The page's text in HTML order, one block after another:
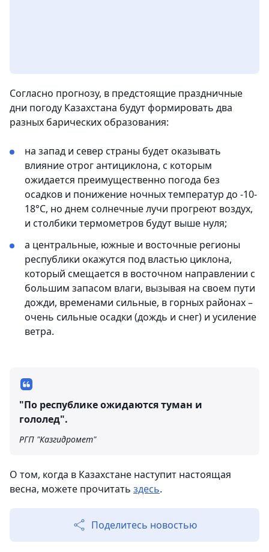
Согласно прогнозу, в предстоящие праздничные
дни погоду Казахстана будут формировать два
разных барических образования:
на запад и север страны будет оказывать
влияние отрог антициклона, с которым
ожидается преимущественно погода без
осадков и понижение ночных температур до -10-
18°С, но днем солнечные лучи прогреют воздух,
и столбики термометров будут выше нуля;
а центральные, южные и восточные регионы
республики окажутся под властью циклона,
который смещается в восточном направлении с
большим запасом влаги, вызывая на своем пути
дожди, временами сильные, в горных районах –
очень сильные осадки (дождь и снег) и усиление
ветра.
"По республике ожидаются туман и
гололед".
РГП "Казгидромет"
О том, когда в Казахстане наступит настоящая
весна, можете прочитать здесь.
Поделитесь новостью